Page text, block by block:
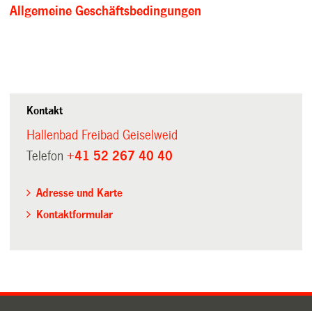
Allgemeine Geschäftsbedingungen
Kontakt
Hallenbad Freibad Geiselweid
Telefon+41 52 267 40 40
Adresse und Karte
Kontaktformular